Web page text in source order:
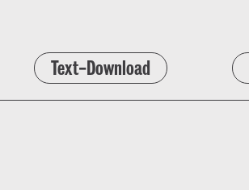
Text-Download